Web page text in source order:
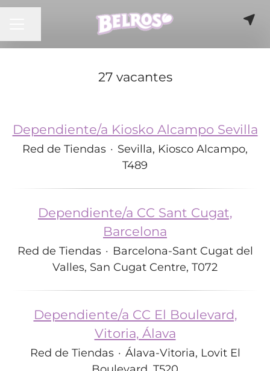
Compartir página
27 vacantes
Dependiente/a Kiosko Alcampo Sevilla
Red de Tiendas · Sevilla, Kiosco Alcampo,
T489
Dependiente/a CC Sant Cugat,
Barcelona
Red de Tiendas · Barcelona-Sant Cugat del
Valles, San Cugat Centre, T072
Dependiente/a CC El Boulevard,
Vitoria, Álava
Red de Tiendas · Álava-Vitoria, Lovit El